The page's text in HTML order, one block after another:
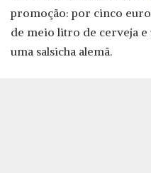
promoção: por cinco
de meio litro de cerveja
uma salsicha alemã.